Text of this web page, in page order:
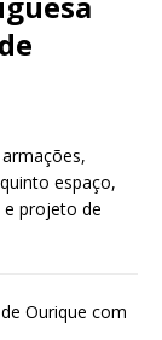
espaço,
e projeto de